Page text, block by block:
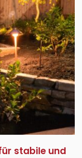
stabile und